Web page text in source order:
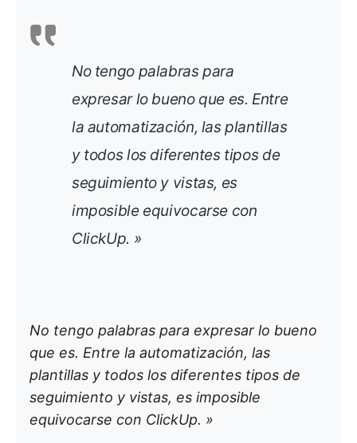
No tengo palabras para
expresar lo bueno que es. Entre
la automatización, las plantillas
y todos los diferentes tipos de
seguimiento y vistas, es
imposible equivocarse con
ClickUp. »
No tengo palabras para expresar lo bueno
que es. Entre la automatización, las
plantillas y todos los diferentes tipos de
seguimiento y vistas, es imposible
equivocarse con ClickUp. »